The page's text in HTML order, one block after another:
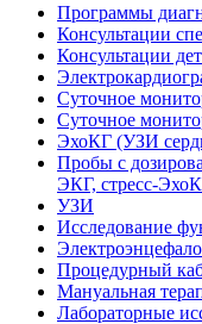
Программы
Консультации
Консультации
Суточное
Суточное
ЭхоКГ (УЗИ
Пробы с
ЭКГ, стресс-
УЗИ
Исследование
Процедурный
Мануальная
Лабораторные